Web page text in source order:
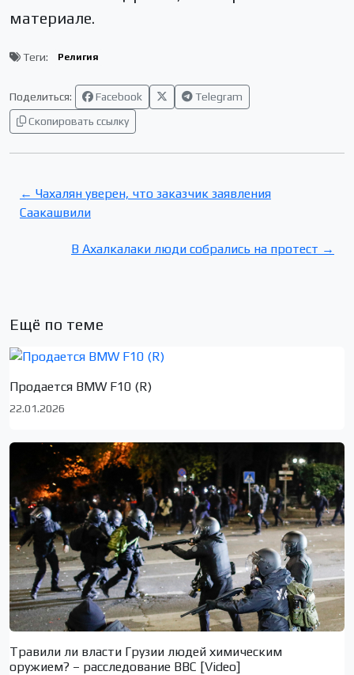
материале.
Теги: Религия
Поделиться: Facebook
Telegram
Скопировать ссылку
← Чахалян уверен, что заказчик заявления
Саакашвили
В Ахалкалаки люди собрались на протест →
Ещё по теме
Продается BMW F10 (R)
22.01.2026
Травили ли власти Грузии людей химическим
оружием? – расследование BBC [Video]